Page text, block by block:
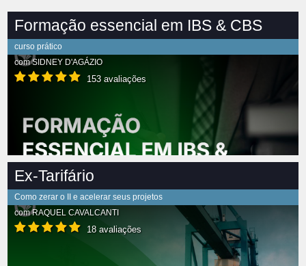
Formação essencial em IBS & CBS
curso prático
comSIDNEY D'AGÁZIO
153 avaliações
Ex-Tarifário
Como zerar o II e acelerar seus projetos
comRAQUEL CAVALCANTI
18 avaliações